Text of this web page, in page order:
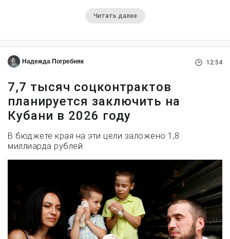
Читать далее
Надежда Погребняк 12:54
7,7 тысяч соцконтрактов
планируется заключить на
Кубани в 2026 году
В бюджете края на эти цели заложено 1,8
миллиарда рублей